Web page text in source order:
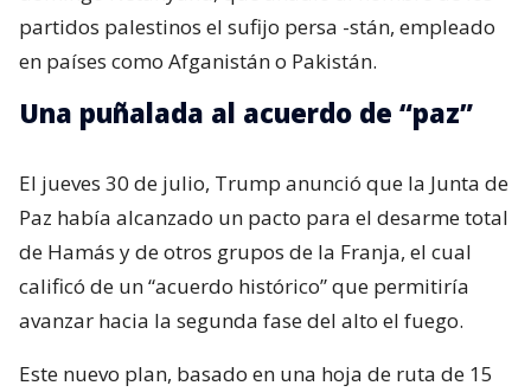
partidos palestinos el sufijo persa -stán, empleado
en países como Afganistán o Pakistán.
Una puñalada al acuerdo de “paz”
El jueves 30 de julio, Trump anunció que la Junta de
Paz había alcanzado un pacto para el desarme total
de Hamás y de otros grupos de la Franja, el cual
calificó de un “acuerdo histórico” que permitiría
avanzar hacia la segunda fase del alto el fuego.
Este nuevo plan, basado en una hoja de ruta de 15